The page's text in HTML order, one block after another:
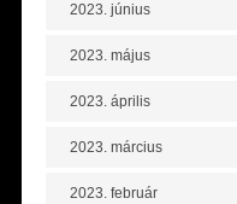
2023. június
2023. május
2023. április
2023. március
2023. február